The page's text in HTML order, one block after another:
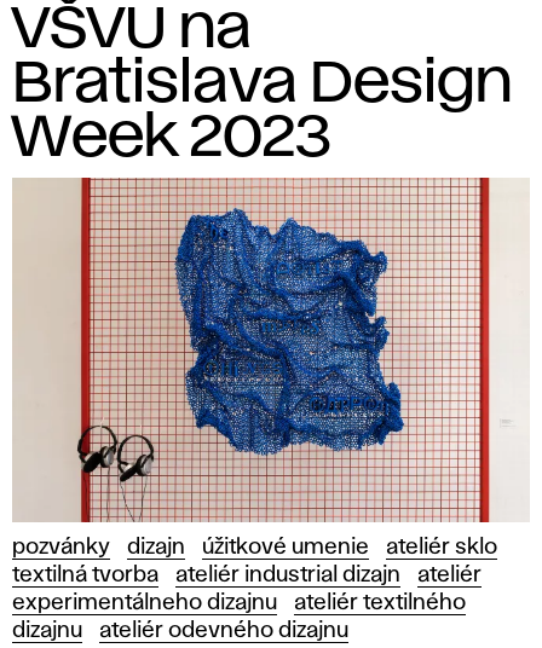
VŠVU na
Bratislava Design
Week 2023
pozvánky dizajn úžitkové umenie
ateliér sklo
textilná tvorba
ateliér industrial dizajn
ateliér
experimentálneho dizajnu
ateliér textilného
dizajnu
ateliér odevného dizajnu